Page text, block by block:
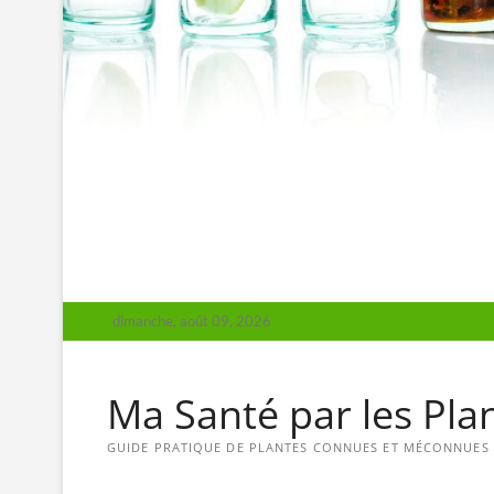
dimanche, août 09, 2026
Ma Santé par les
GUIDE PRATIQUE DE PLANTES CONNUES ET MÉCONNUES